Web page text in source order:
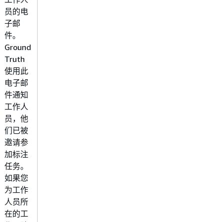
员的电
子邮
件。
Ground
Truth
使用此
电子邮
件通知
工作人
员，他
们已被
邀请参
加标注
任务。
如果您
为工作
人员所
在的工